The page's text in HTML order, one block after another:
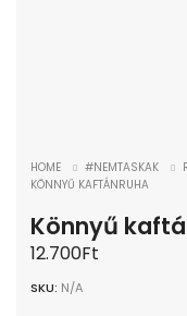
HOME #NEMTASKAK
KÖNNYŰ KAFTÁNRUHA
Könnyű
12.700Ft
SKU: N/A